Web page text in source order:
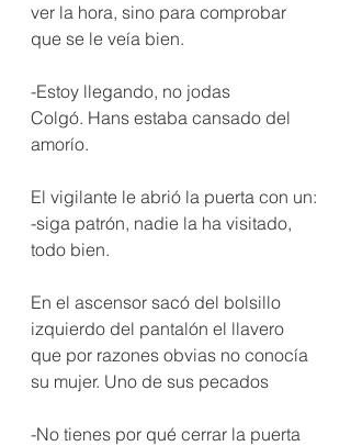
ver la hora, sino para comprobar
que se le veía bien.
-Estoy llegando, no jodas
Colgó. Hans estaba cansado del
amorío.
El vigilante le abrió la puerta con un:
-siga patrón, nadie la ha visitado,
todo bien.
En el ascensor sacó del bolsillo
izquierdo del pantalón el llavero
que por razones obvias no conocía
su mujer. Uno de sus pecados
-No tienes por qué cerrar la puerta